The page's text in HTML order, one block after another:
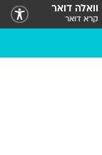
וואלה דואר
קרא דואר